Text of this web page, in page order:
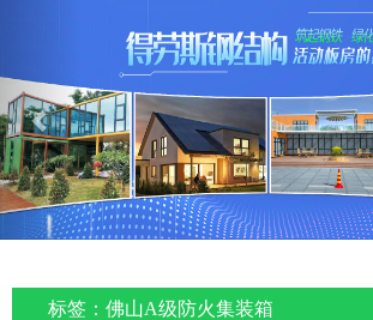
标签：佛山A级防火集装箱